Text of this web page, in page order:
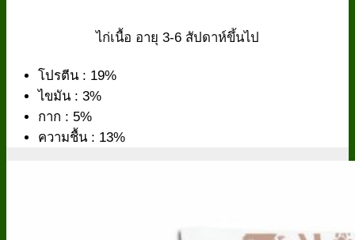
ไก่เนื้อ อายุ 3-6 สัปดาห์ขึ้นไป
โปรตีน : 19%
ไขมัน : 3%
กาก : 5%
ความชื้น : 13%